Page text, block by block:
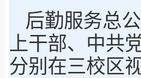
后勤服务总
上干部、中共
分别在三校区